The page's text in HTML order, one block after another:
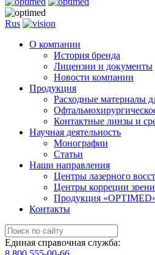
Rus
О компании
История бренда
Лицензии и документы
Новости компании
Продукция
Расходные материалы
Контактные линзы и
Научная деятельность
Монографии
Статьи
Наши направления
Центры лазерного
Центры корреции
Продукция
Контакты
Единая справочная служба: